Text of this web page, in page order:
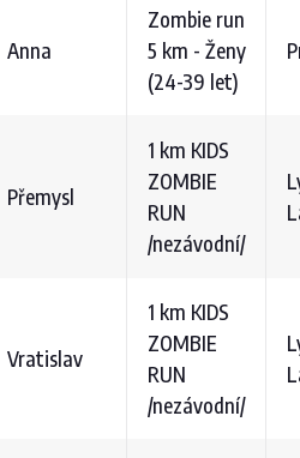
Anna
Zombie run
5 km - Ženy
(24-39 let)
Přemysl
1 km KIDS
ZOMBIE
RUN
/nezávodní/
Vratislav
1 km KIDS
ZOMBIE
RUN
/nezávodní/